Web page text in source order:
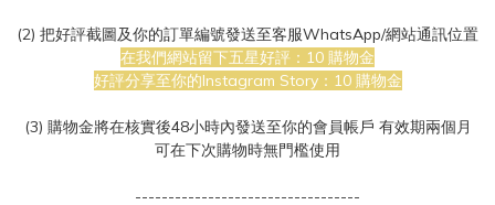
(2) 把好評截圖及你的訂單編號發送至客服WhatsApp/網站通訊位置
在我們網站留下五星好評：10 購物金
好評分享至你的Instagram Story： 10 購物金
(3) 購物金將在核實後48小時內發送至你的會員帳戶 有效期兩個月
可在下次購物時無門檻使用
----------------------------------